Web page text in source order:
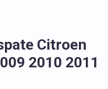
Citroen
2010 2011